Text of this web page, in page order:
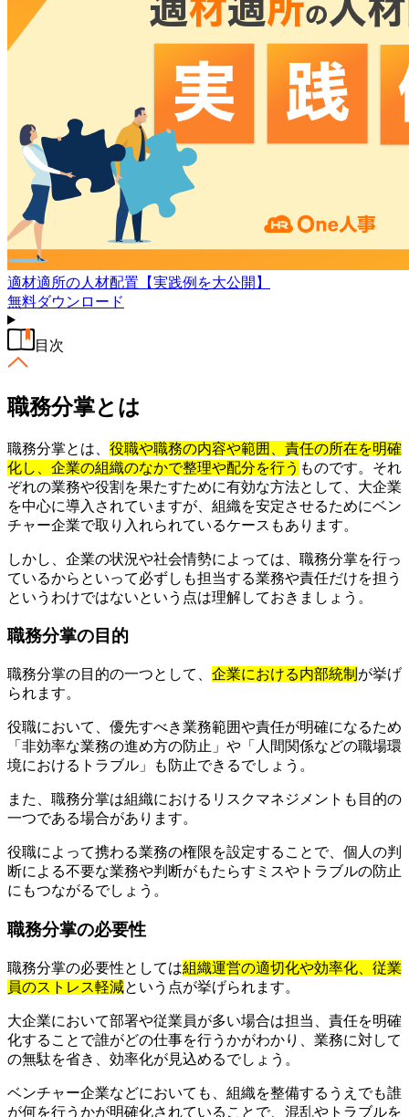
適材適所の人材配置【実践例を大公開】
無料ダウンロード
目次
職務分掌とは
職務分掌とは、 役職や職務の内容や範囲、責任の所在を明確
化し、企業の組織のなかで整理や配分を行う ものです。それ
ぞれの業務や役割を果たすために有効な方法として、大企業
を中心に導入されていますが、組織を安定させるためにベン
チャー企業で取り入れられているケースもあります。
しかし、企業の状況や社会情勢によっては、職務分掌を行っ
ているからといって必ずしも担当する業務や責任だけを担う
というわけではないという点は理解しておきましょう。
職務分掌の目的
職務分掌の目的の一つとして、 企業における内部統制 が挙げ
られます。
役職において、優先すべき業務範囲や責任が明確になるため
「非効率な業務の進め方の防止」や「人間関係などの職場環
境におけるトラブル」も防止できるでしょう。
また、職務分掌は組織におけるリスクマネジメントも目的の
一つである場合があります。
役職によって携わる業務の権限を設定することで、個人の判
断による不要な業務や判断がもたらすミスやトラブルの防止
にもつながるでしょう。
職務分掌の必要性
職務分掌の必要性としては組織運営の適切化や効率化、従業
員のストレス軽減という点が挙げられます。
大企業において部署や従業員が多い場合は担当、責任を明確
化することで誰がどの仕事を行うかがわかり、業務に対して
の無駄を省き、効率化が見込めるでしょう。
ベンチャー企業などにおいても、組織を整備するうえでも誰
が何を行うかが明確化されていることで、混乱やトラブルを